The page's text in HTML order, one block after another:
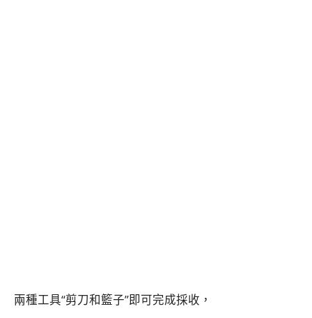
兩種工具“剪刀和籃子”即可完成採收，